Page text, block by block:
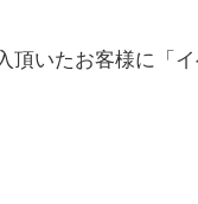
頂いたお客様に「